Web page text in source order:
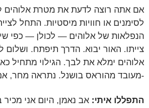
אם אתה רוצה לדעת את מטרת אלוהים
לסימנים או חוויות מיסטיות. התחל
הנפלאות של אלוהים — לכולן — כפי
צייתו. האור יבוא. הדרך תיפתח. ושלום
אלוהים ימלא את לבך. הגילוי מתחיל
-מעובד מהוראס בושנל. נתראה מחר,
התפללו איתי: אב נאמן, היום אני מכיר